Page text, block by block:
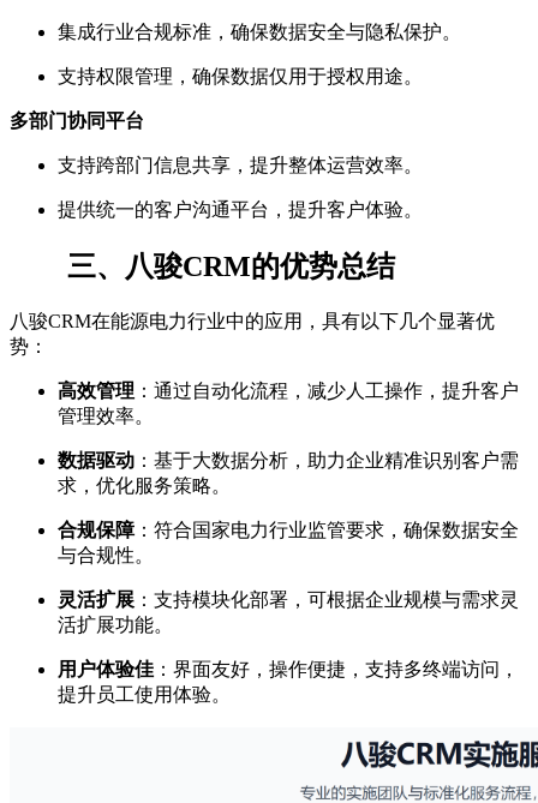
集成行业合规标准，确保数据安全与隐私保护。
支持权限管理，确保数据仅用于授权用途。
多部门协同平台
支持跨部门信息共享，提升整体运营效率。
提供统一的客户沟通平台，提升客户体验。
三、八骏CRM的优势总结
八骏CRM在能源电力行业中的应用，具有以下几个显著优
势：
高效管理 ：通过自动化流程，减少人工操作，提升客户
管理效率。
数据驱动 ：基于大数据分析，助力企业精准识别客户需
求，优化服务策略。
合规保障：符合国家电力行业监管要求，确保数据安全
与合规性。
灵活扩展 ：支持模块化部署，可根据企业规模与需求灵
活扩展功能。
用户体验佳 ：界面友好，操作便捷，支持多终端访问，
提升员工使用体验。